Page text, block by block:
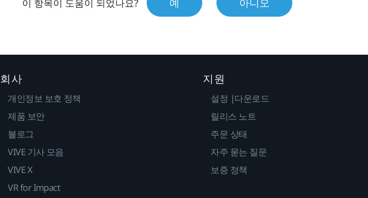
이 항목이 도움이 되었나요?
회사
개인정보 보호 정책
제품 보안
블로그
VIVE 기사 모음
VIVE X
VR for Impact
지원
설정 |다운로드
릴리스 노트
주문 상태
자주 묻는 질문
보증 정책